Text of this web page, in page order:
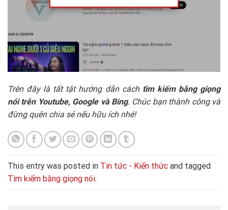
Trên đây là tất tật hướng dẫn cách tìm kiếm bằng giọng
nói trên Youtube, Google và Bing. Chúc bạn thành công và
đừng quên chia sẻ nếu hữu ích nhé!
This entry was posted in Tin tức - Kiến thức and tagged
Tìm kiếm bằng giọng nói.